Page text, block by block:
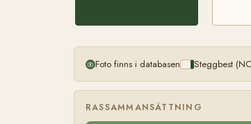
Foto finns i databasen Steggbest
RASSAMMANSÄTTNING